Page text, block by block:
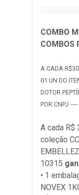
COMBO
COMBOS
A CADA
01 UN DO
DOTOR
POR CNPJ ----
A cada R$
coleção
10315
• 1
NOVEX